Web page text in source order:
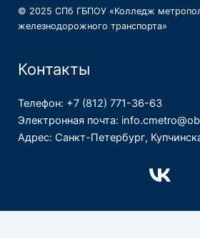
© 2025 СПб ГБПОУ «Колледж
железнодорожного транспорта»
Контакты
Телефон: +7 (812) 771-36-63
Электронная почта:
Адрес: Санкт-Петербург,